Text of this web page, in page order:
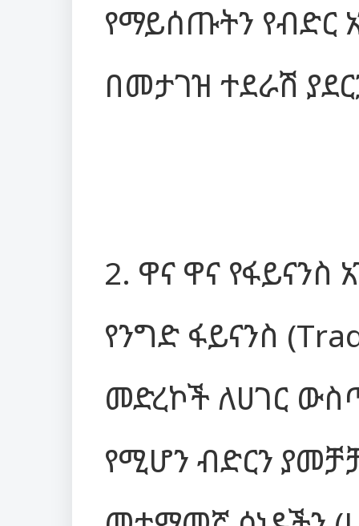
የማይሰጡትን የብድር
በመታገዝ ተደራሽ
2. ዋና ዋና የፋይናንስ
የንግድ ፋይናንስ
መድረኮች ለሀገር
የሚሆን ብድርን